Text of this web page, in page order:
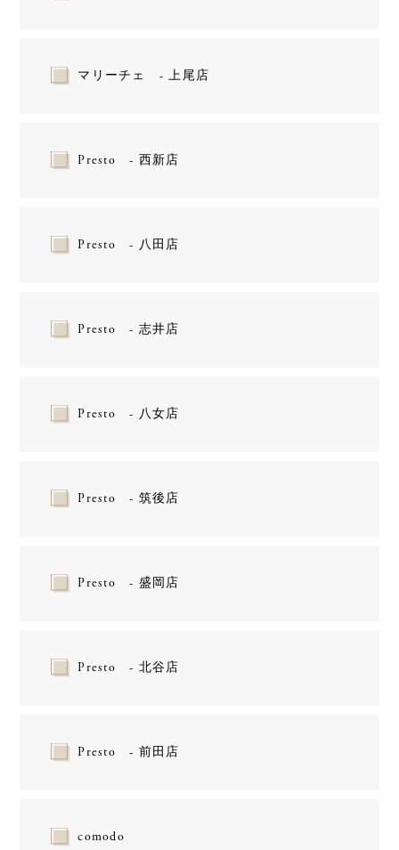
マリーチェ - 上尾店
Presto - 西新店
Presto - 八田店
Presto - 志井店
Presto - 八女店
Presto - 筑後店
Presto - 盛岡店
Presto - 北谷店
Presto - 前田店
comodo